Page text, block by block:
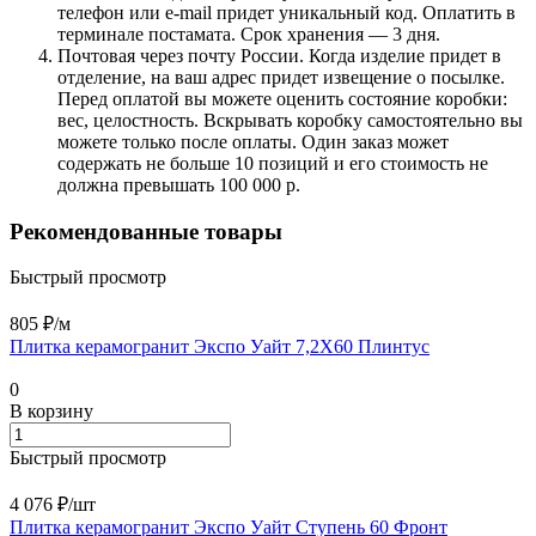
телефон или e-mail придет уникальный код. Оплатить в
терминале постамата. Срок хранения — 3 дня.
Почтовая через почту России. Когда изделие придет в
отделение, на ваш адрес придет извещение о посылке.
Перед оплатой вы можете оценить состояние коробки:
вес, целостность. Вскрывать коробку самостоятельно вы
можете только после оплаты. Один заказ может
содержать не больше 10 позиций и его стоимость не
должна превышать 100 000 р.
Рекомендованные товары
Быстрый просмотр
805 ₽/м
Плитка керамогранит Экспо Уайт 7,2X60 Плинтус
0
В корзину
Быстрый просмотр
4 076 ₽/шт
Плитка керамогранит Экспо Уайт Ступень 60 Фронт